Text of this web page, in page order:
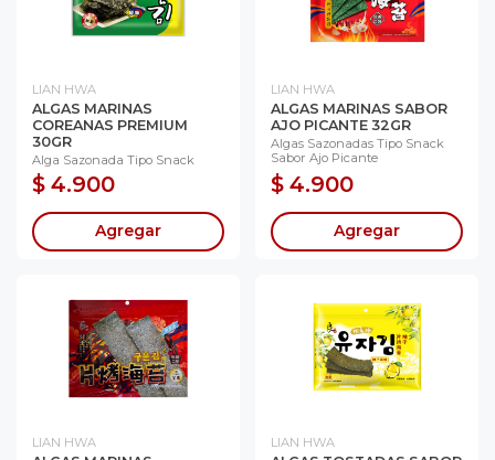
LIAN HWA
ALGAS MARINAS
COREANAS PREMIUM
30GR
Alga Sazonada Tipo Snack
$ 4.900
Agregar
LIAN HWA
ALGAS MARINAS SABOR
AJO PICANTE 32GR
Algas Sazonadas Tipo Snack
Sabor Ajo Picante
$ 4.900
Agregar
LIAN HWA LIAN HWA